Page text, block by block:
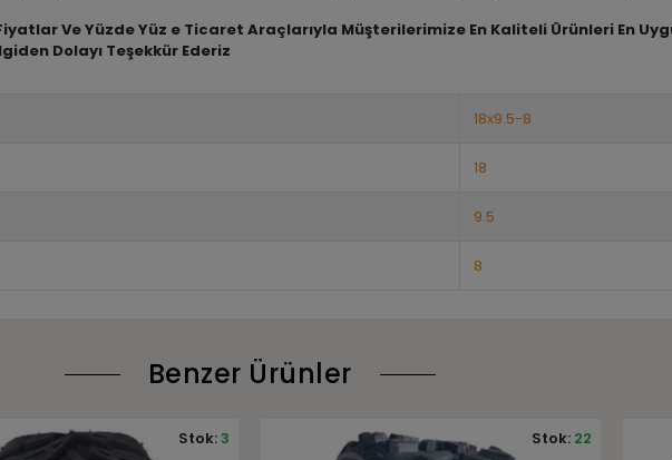
Ve Yüzde Yüz e Ticaret Araçlarıyla Müşterilerimize En Kaliteli Ürünleri En
Dolayı Teşekkür Ederiz
18x9.5-8
18
9.5
8
Benzer Ürünler
Stok:22 Stok:1